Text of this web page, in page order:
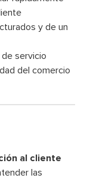
y de un
de servicio
del comercio
al cliente
las